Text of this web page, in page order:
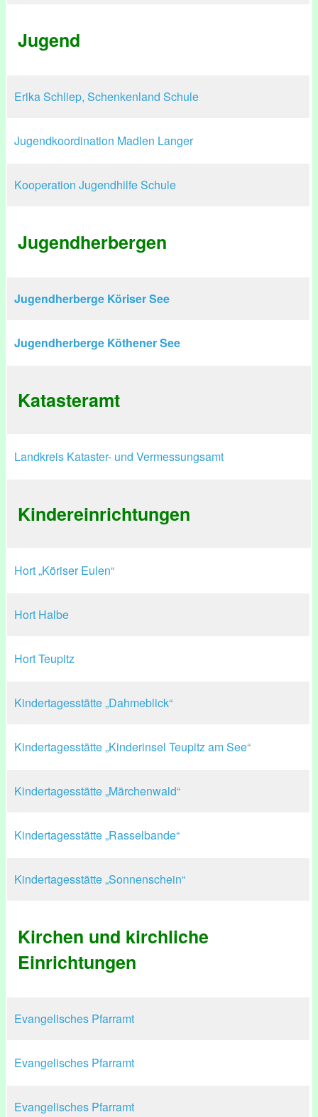
Jugend
Erika Schliep, Schenkenland Schule
Jugendkoordination Madlen Langer
Kooperation Jugendhilfe Schule
Jugendherbergen
Jugendherberge Köriser See
Jugendherberge Köthener See
Katasteramt
Landkreis Kataster- und Vermessungsamt
Kindereinrichtungen
Hort „Köriser Eulen“
Hort Halbe
Hort Teupitz
Kindertagesstätte „Dahmeblick“
Kindertagesstätte „Kinderinsel Teupitz am See“
Kindertagesstätte „Märchenwald“
Kindertagesstätte „Rasselbande“
Kindertagesstätte „Sonnenschein“
Kirchen und kirchliche
Einrichtungen
Evangelisches Pfarramt
Evangelisches Pfarramt
Evangelisches Pfarramt